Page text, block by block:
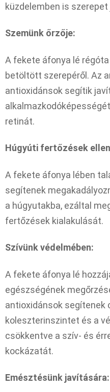
küzdelemben is
Szemünk őrzője:
A fekete áfonya lé
betöltött szerepéről. Az
antioxidánsok segítik
retinát.
Húgyúti fertőzések
A fekete áfonya lében
segítenek
a húgyutakba, ezáltal
fertőzések kialakulását.
Szívünk védelmében:
A fekete áfonya lé
egészségének
antioxidánsok segítenek
koleszterinszintet és a
csökkentve a szív- és
kockázatát.
Emésztésünk javítására: